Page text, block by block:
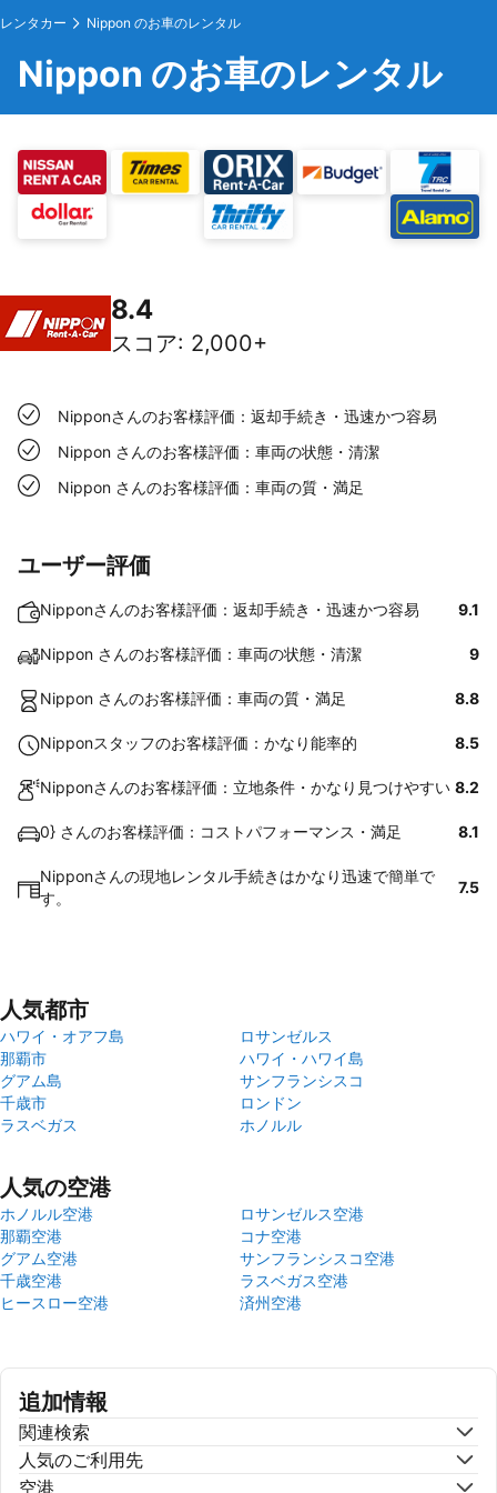
レンタカー Nippon のお車のレンタル
Nippon のお車のレンタル
8.4
スコア: 2,000+
Nipponさんのお客様評価：返却手続き・迅速かつ容易
Nippon さんのお客様評価：車両の状態・清潔
Nippon さんのお客様評価：車両の質・満足
ユーザー評価
Nipponさんのお客様評価：返却手続き・迅速かつ容易 9.1
Nippon さんのお客様評価：車両の状態・清潔 9
Nippon さんのお客様評価：車両の質・満足 8.8
Nipponスタッフのお客様評価：かなり能率的 8.5
Nipponさんのお客様評価：立地条件・かなり見つけやすい 8.2
0} さんのお客様評価：コストパフォーマンス・満足 8.1
Nipponさんの現地レンタル手続きはかなり迅速で簡単で
す。
7.5
人気都市
ハワイ・オアフ島
ロサンゼルス
那覇市
ハワイ・ハワイ島
グアム島
サンフランシスコ
千歳市
ロンドン
ラスベガス
ホノルル
人気の空港
ホノルル空港
ロサンゼルス空港
那覇空港
コナ空港
グアム空港
サンフランシスコ空港
千歳空港
ラスベガス空港
ヒースロー空港
済州空港
追加情報
関連検索
人気のご利用先
空港